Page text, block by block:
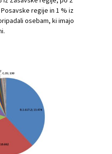
regije in 1 % iz
osebam, ki imajo